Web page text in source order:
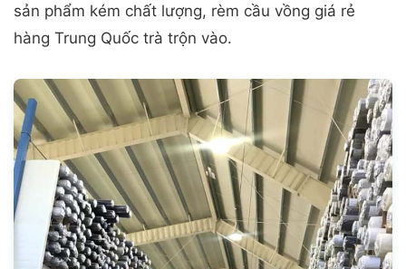
sản phẩm kém chất lượng, rèm cầu vồng giá rẻ
hàng Trung Quốc trà trộn vào.